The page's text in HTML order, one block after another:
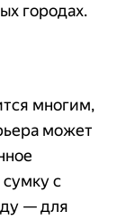
городах.
многим,
может
с
— для